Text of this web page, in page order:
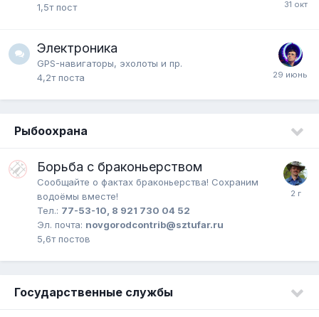
1,5т пост
Электроника
GPS-навигаторы, эхолоты и пр.
4,2т поста
Рыбоохрана
Борьба с браконьерством
Сообщайте о фактах браконьерства! Сохраним
водоёмы вместе!
Тел.: 77-53-10, 8 921 730 04 52
Эл. почта: novgorodcontrib@sztufar.ru
5,6т постов
Государственные службы